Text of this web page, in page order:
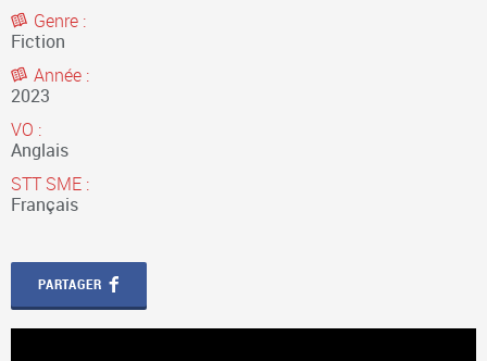
Genre :
Fiction
Année :
2023
VO :
Anglais
STT SME :
Français
PARTAGER